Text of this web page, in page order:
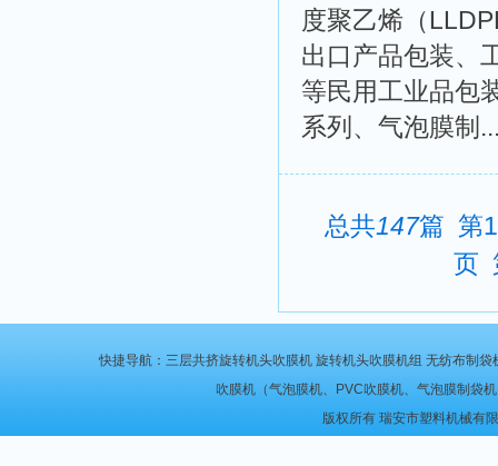
度聚乙烯（
出口产品包装、
等民用工业品包
系列、气泡膜制
总共147篇 第
页
快捷导航： 三层共挤旋转机头吹膜机 旋转机头吹膜机组 无纺布制袋
吹膜机 （气泡膜机、 PVC吹膜机、 气泡膜制袋机
版权所有 瑞安市塑料机械